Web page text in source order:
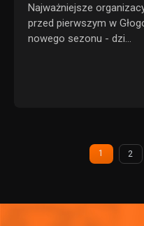
Najważniejsze
przed pierwszym w
nowego sezonu - dzi...
1
2